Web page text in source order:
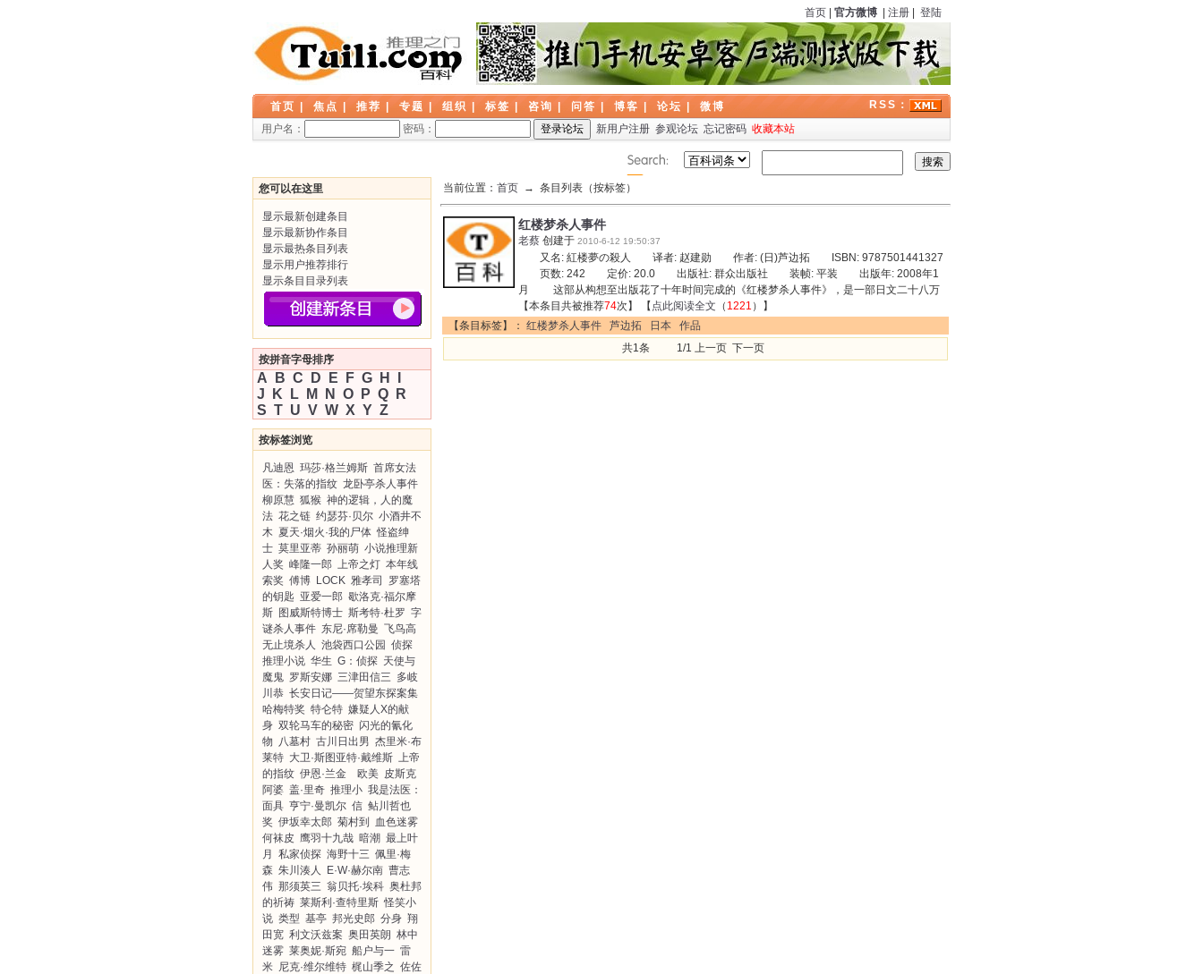
首页 官方微博 注册 登陆
首页 焦点 推荐 专题 组织 标签 咨询 问答 博客 论坛 微博
RSS：
用户名：
密码： 新用户注册 参观论坛 忘记密码 收藏本站
您可以在这里
显示最新创建条目
显示最新协作条目
显示最热条目列表
显示用户推荐排行
显示条目目录列表
按拼音字母排序
A B C D E F G H
J
K L M N O P Q
R
S T U V W X Y Z
按标签浏览
凡迪恩 玛莎·格兰姆斯 首席女法
医：失落的指纹 龙卧亭杀人事件
柳原慧 狐猴 神的逻辑，人的魔
法 花之链 约瑟芬·贝尔 小酒井不
木 夏天·烟火·我的尸体 怪盗绅
士 莫里亚蒂 孙丽萌 小说推理新
人奖 峰隆一郎 上帝之灯 本年线
索奖 傅博 LOCK 雅孝司
罗塞塔
的钥匙 亚爱一郎 歇洛克·福尔摩
斯 图威斯特博士 斯考特·杜罗 字
谜杀人事件 东尼·席勒曼 飞鸟高
无止境杀人 池袋西口公园 侦探
推理小说 华生 G：侦探 天使与
魔鬼 罗斯安娜 三津田信三 多岐
川恭 长安日记——贺望东探案集
哈梅特奖 特仑特 嫌疑人X的献
身 双轮马车的秘密 闪光的氰化
物 八墓村 古川日出男 杰里米·布
莱特 大卫·斯图亚特·戴维斯 上帝
的指纹 伊恩·兰金 欧美 皮斯克
阿婆 盖·里奇 推理小 我是法医：
面具 亨宁·曼凯尔 信 鲇川哲也
奖 伊坂幸太郎 菊村到
血色迷雾
何袜皮 鹰羽十九哉 暗潮 最上叶
月
私家侦探 海野十三 佩里·梅
森 朱川湊人 E·W·赫尔南 曹志
伟 那须英三 翁贝托·埃科 奥杜邦
的祈祷 莱斯利·查特里斯 怪笑小
说 类型 基亭 邦光史郎 分身 翔
田宽 利文沃兹案 奥田英朗 林中
迷雾 莱奥妮·斯宛 船户与一 雷
米 尼克·维尔维特 梶山季之 佐佐
当前位置： 首页 → 条目列表（按标签）
红楼梦杀人事件
老蔡 创建于 2010-6-12 19:50:37
又名: 紅楼夢の殺人 译者: 赵建勋 作者: (日)芦边拓 ISBN: 9787501441327
页数: 242 定价: 20.0 出版社: 群众出版社 装帧: 平装 出版年: 2008年1
月 这部从构想至出版花了十年时间完成的《红楼梦杀人事件》，是一部日文二十八万
【本条目共被推荐74次】 【 点此阅读全文 （ 1221 ）】
【条目标签】： 红楼梦杀人事件 芦边拓 日本
作品
共1条 1/1 上一页 下一页